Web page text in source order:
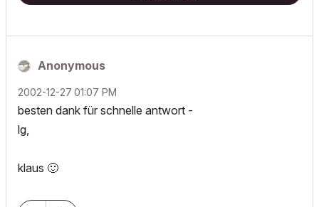
Anonymous
‎2002-12-27 01:07 PM
besten dank für schnelle antwort -
lg,
klaus 🙂